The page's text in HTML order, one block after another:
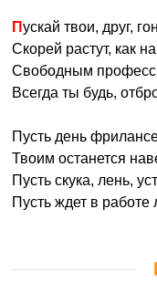
Пускай твои, друг,
Скорей растут, как
Свободным
Всегда ты будь,
Пусть день
Твоим останется
Пусть скука, лень,
Пусть ждет в работе